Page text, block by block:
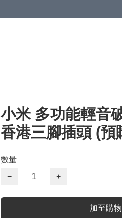
小米 多功能輕音
香港三腳插頭 (預
數量
−
+
加至購